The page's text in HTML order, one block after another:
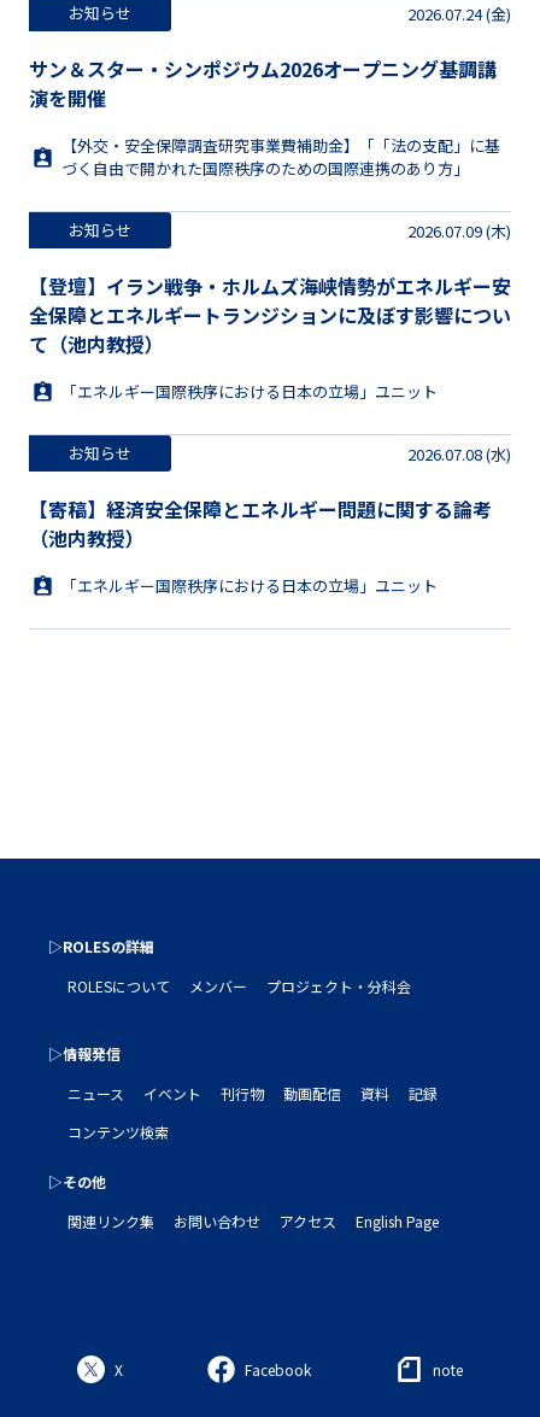
お知らせ 2026.07.24 (金)
サン＆スター・シンポジウム2026オープニング基調講
演を開催
【外交・安全保障調査研究事業費補助金】「「法の支配」に基
づく自由で開かれた国際秩序のための国際連携のあり方」
お知らせ 2026.07.09 (木)
【登壇】イラン戦争・ホルムズ海峡情勢がエネルギー安
全保障とエネルギートランジションに及ぼす影響につい
て（池内教授）
「エネルギー国際秩序における日本の立場」ユニット
お知らせ 2026.07.08 (水)
【寄稿】経済安全保障とエネルギー問題に関する論考
（池内教授）
「エネルギー国際秩序における日本の立場」ユニット
▷ROLESの詳細
ROLESについて
メンバー プロジェクト・分科会
▷情報発信
ニュース
イベント 刊行物 動画配信 資料
記録
コンテンツ検索
▷その他
関連リンク集
お問い合わせ アクセス English Page
X Facebook note